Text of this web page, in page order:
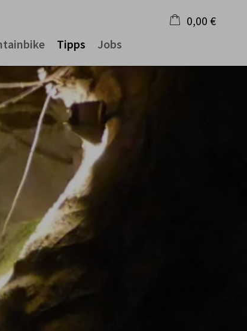
Tipps Jobs
0,00 €
Warenkorb ist leer